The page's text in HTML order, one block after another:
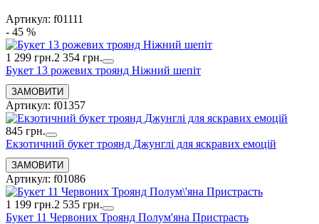
Артикул: f01111
- 45 %
1 299 грн.2 354 грн.
Букет 13 рожевих троянд Ніжний шепіт
Артикул: f01357
845 грн.
Екзотичний букет троянд Джунглі для яскравих емоцій
Артикул: f01086
1 199 грн.2 535 грн.
Букет 11 Червоних Троянд Полум'яна Пристрасть